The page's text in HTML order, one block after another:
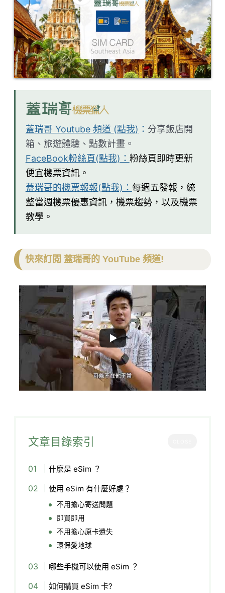
蓋瑞哥 Youtube 頻道 (點我) ： 分享飯店開
箱、旅遊體驗、點數計畫。
FaceBook粉絲頁(點我)： 粉絲頁即時更新
便宜機票資訊。
蓋瑞哥的機票報報(點我)： 每週五發報，統
整當週機票優惠資訊，機票趨勢，以及機票
教學。
快來訂閱 蓋瑞哥的 YouTube 頻道!
文章目錄索引
什麼是 eSim ？
使用 eSim 有什麼好處？
不用擔心寄送問題
即買即用
不用擔心原卡遺失
環保愛地球
哪些手機可以使用 eSim ？
如何購買 eSim 卡?